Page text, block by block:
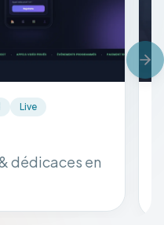
Live
dédicaces en